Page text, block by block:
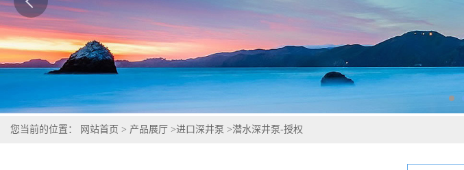
您当前的位置： 网站首页 > 产品展厅 >进口深井泵 >潜水深井泵-授权